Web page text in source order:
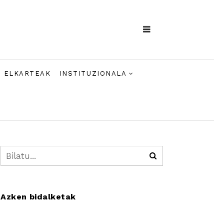
ELKARTEAK INSTITUZIONALA
Azken bidalketak